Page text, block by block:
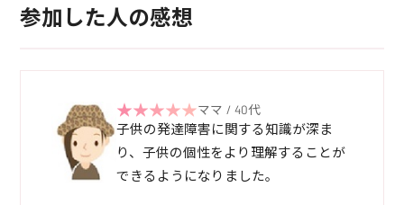
参加した人の感想
ママ / 40代
子供の発達障害に関する知識が深ま
り、子供の個性をより理解することが
できるようになりました。